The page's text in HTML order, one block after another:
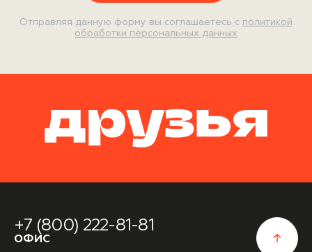
Отправляя данную форму вы соглашаетесь с политикой
обработки персональных данных
+7 (800) 222-81-81
ОФИС